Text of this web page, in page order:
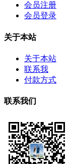
会员注册
会员登录
关于本站
关于本站
联系我
付款方式
联系我们